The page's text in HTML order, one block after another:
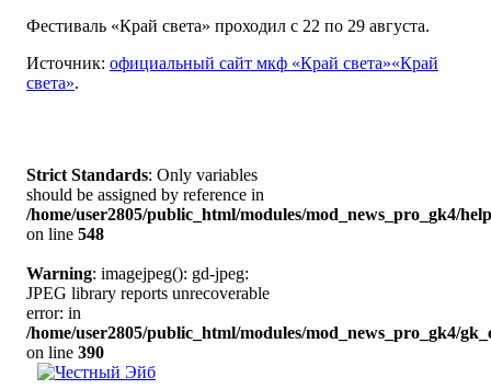
Фестиваль «Край света» проходил с 22 по 29 августа.
Источник: официальный сайт мкф «Край света»«Край
света».
Strict Standards: Only variables
should be assigned by reference in
/home/user2805/public_html/modules/mod_news_pro_gk4/
on line 548
Warning: imagejpeg(): gd-jpeg:
JPEG library reports unrecoverable
error: in
/home/user2805/public_html/modules/mod_news_pro_gk4/
on line 390